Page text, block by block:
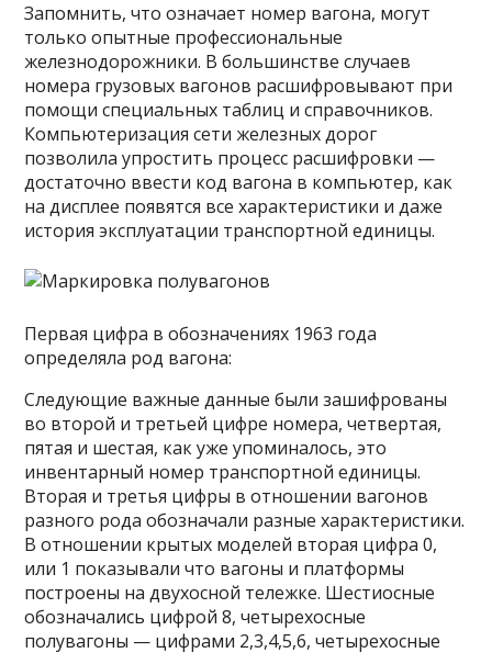
Запомнить, что означает номер вагона, могут
только опытные профессиональные
железнодорожники. В большинстве случаев
номера грузовых вагонов расшифровывают при
помощи специальных таблиц и справочников.
Компьютеризация сети железных дорог
позволила упростить процесс расшифровки —
достаточно ввести код вагона в компьютер, как
на дисплее появятся все характеристики и даже
история эксплуатации транспортной единицы.
Первая цифра в обозначениях 1963 года
определяла род вагона:
Следующие важные данные были зашифрованы
во второй и третьей цифре номера, четвертая,
пятая и шестая, как уже упоминалось, это
инвентарный номер транспортной единицы.
Вторая и третья цифры в отношении вагонов
разного рода обозначали разные характеристики.
В отношении крытых моделей вторая цифра 0,
или 1 показывали что вагоны и платформы
построены на двухосной тележке. Шестиосные
обозначались цифрой 8, четырехосные
полувагоны — цифрами 2,3,4,5,6, четырехосные